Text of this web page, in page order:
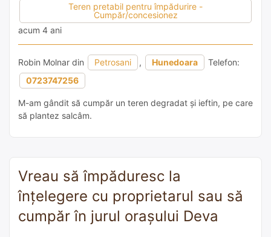
Teren pretabil pentru împădurire -
Cumpăr/concesionez
acum 4 ani
Robin Molnar din Petrosani , Hunedoara
Telefon:
0723747256
M-am gândit să cumpăr un teren degradat și ieftin, pe care
să plantez salcâm.
Vreau să împăduresc la
înțelegere cu proprietarul sau să
cumpăr în jurul orașului Deva